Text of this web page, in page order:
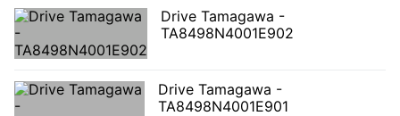
Drive Tamagawa -
TA8498N4001E902
Drive Tamagawa -
TA8498N4001E901